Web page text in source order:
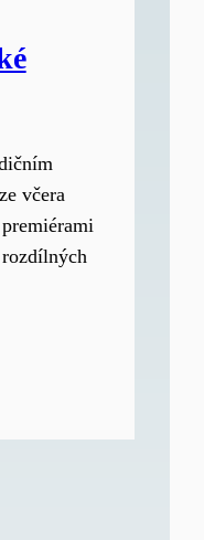
včera
rozdílných